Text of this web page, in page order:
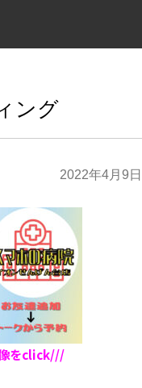
ング
2022年4月9日
をclick///